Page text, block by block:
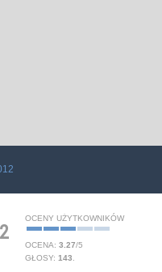
OCENY UŻYTKOWNIKÓW
OCENA: 3.27/5
GŁOSY: 143